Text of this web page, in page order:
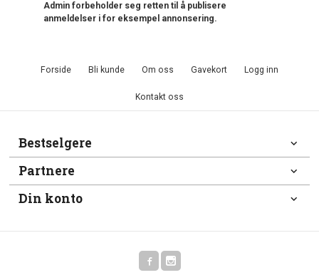
Admin forbeholder seg retten til å publisere
anmeldelser i for eksempel annonsering.
Forside Bli kunde Om oss Gavekort Logg inn
Kontakt oss
Bestselgere
Partnere
Din konto